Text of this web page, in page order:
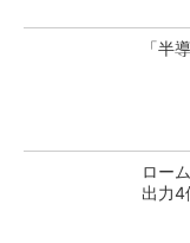
「半
ロー
出力4